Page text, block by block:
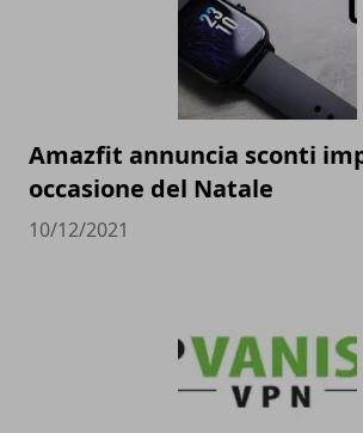
Amazfit annuncia sconti
occasione del Natale
10/12/2021